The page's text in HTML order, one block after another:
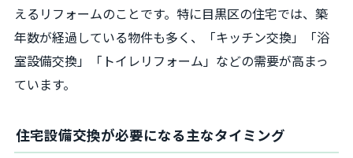
えるリフォームのことです。特に目黒区の住宅では、築
年数が経過している物件も多く、「キッチン交換」「浴
室設備交換」「トイレリフォーム」などの需要が高まっ
ています。
住宅設備交換が必要になる主なタイミング